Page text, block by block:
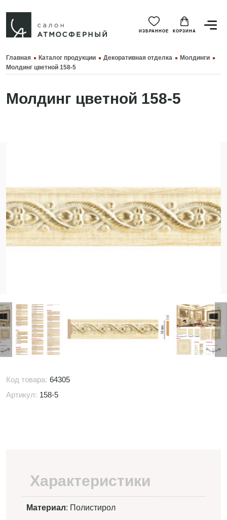
ИЗБРАННОЕ КОРЗИНА
Главная Каталог продукции Декоративная отделка
Молдинги
Молдинг цветной 158-5
Молдинг цветной 158-5
Код товара: 64305
Артикул: 158-5
Характеристики
Материал: Полистирол